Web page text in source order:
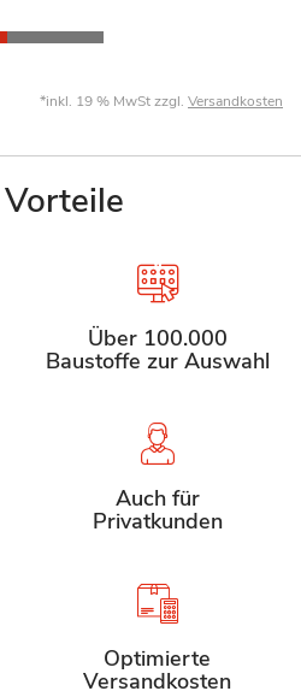
*inkl. 19 % MwSt zzgl. Versandkosten
Über 100.000
Baustoffe zur Auswahl
Auch für
Privatkunden
Optimierte
Versandkosten